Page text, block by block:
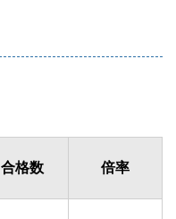
合格数 倍率